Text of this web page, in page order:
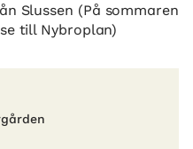
Slussen (På sommaren
till Nybroplan)